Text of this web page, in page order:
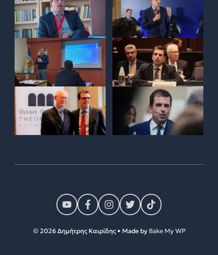
© 2026 Δημήτρης Καιρίδης • Made by Bake My WP